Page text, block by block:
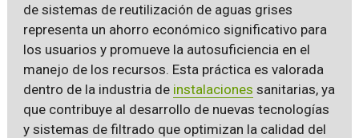
de sistemas de reutilización de aguas grises
representa un ahorro económico significativo para
los usuarios y promueve la autosuficiencia en el
manejo de los recursos. Esta práctica es valorada
dentro de la industria de instalaciones sanitarias, ya
que contribuye al desarrollo de nuevas tecnologías
y sistemas de filtrado que optimizan la calidad del